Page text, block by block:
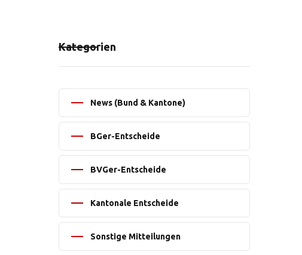
Kategorien
News (Bund & Kantone)
BGer-Entscheide
BVGer-Entscheide
Kantonale Entscheide
Sonstige Mitteilungen